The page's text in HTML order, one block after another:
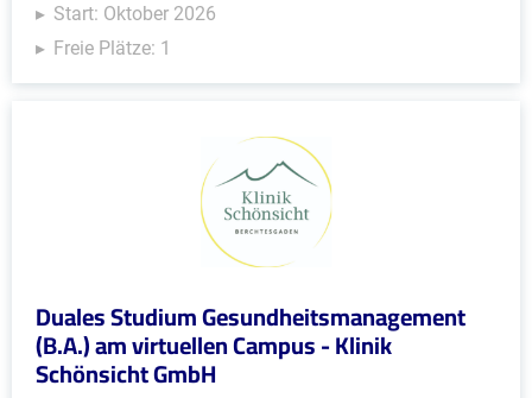
Start: Oktober 2026
Freie Plätze: 1
Duales Studium Gesundheitsmanagement
(B.A.) am virtuellen Campus - Klinik
Schönsicht GmbH